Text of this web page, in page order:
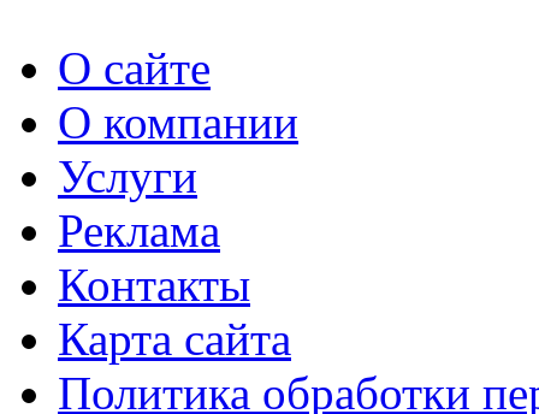
О сайте
О компании
Услуги
Реклама
Контакты
Карта сайта
Политика обработки